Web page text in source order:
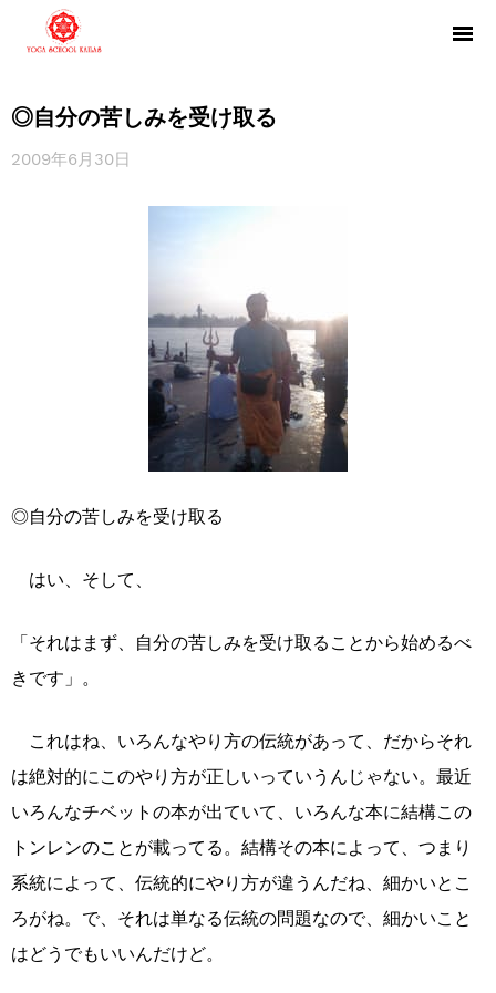
◎自分の苦しみを受け取る
2009年6月30日
◎自分の苦しみを受け取る
はい、そして、
「それはまず、自分の苦しみを受け取ることから始めるべ
きです」。
これはね、いろんなやり方の伝統があって、だからそれ
は絶対的にこのやり方が正しいっていうんじゃない。最近
いろんなチベットの本が出ていて、いろんな本に結構この
トンレンのことが載ってる。結構その本によって、つまり
系統によって、伝統的にやり方が違うんだね、細かいとこ
ろがね。で、それは単なる伝統の問題なので、細かいこと
はどうでもいいんだけど。